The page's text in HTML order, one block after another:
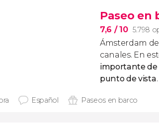
Paseo en
7,6 / 10 5.798
Ámsterdam
canales. En
importante de
punto de vista.
Español Paseos en barco